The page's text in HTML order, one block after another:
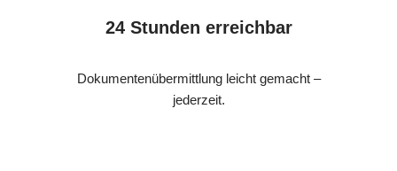
24 Stunden erreichbar
Dokumentenübermittlung leicht gemacht –
jederzeit.